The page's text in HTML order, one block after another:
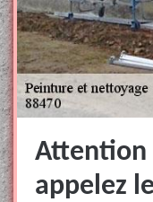
Attention
appelez